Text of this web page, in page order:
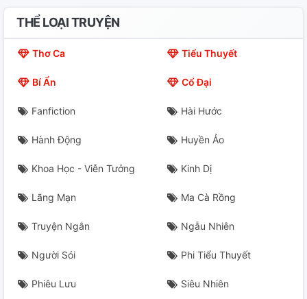
Chương 21. Hỏi Chuyện
Chương 22. Công Kích
Chương 26. Thông Báo
Chương 27. Tết Âm Lịch (H)
Chương 28. Phòng Tắm (H)
Chương 29. Điện Thoại
Chương 30. Kết Thúc
THỂ LOẠI TRUYỆN
Thơ Ca Tiểu Thuyết
Bí Ẩn Cổ Đại
Fanfiction Hài Hước
Hành Động Huyền Ảo
Khoa Học - Viễn Tưởng Kinh Dị
Lãng Mạn Ma Cà Rồng
Truyện Ngắn Ngẫu Nhiên
Người Sói Phi Tiểu Thuyết
Phiêu Lưu Siêu Nhiên